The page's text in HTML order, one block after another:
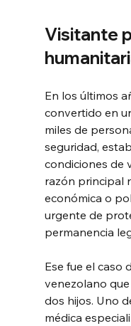
Visitante
En los últimos
convertido en
miles de
seguridad,
condiciones de
razón principal
económica o
urgente de
permanencia
Ese fue el caso
venezolano
dos hijos. Uno
médica